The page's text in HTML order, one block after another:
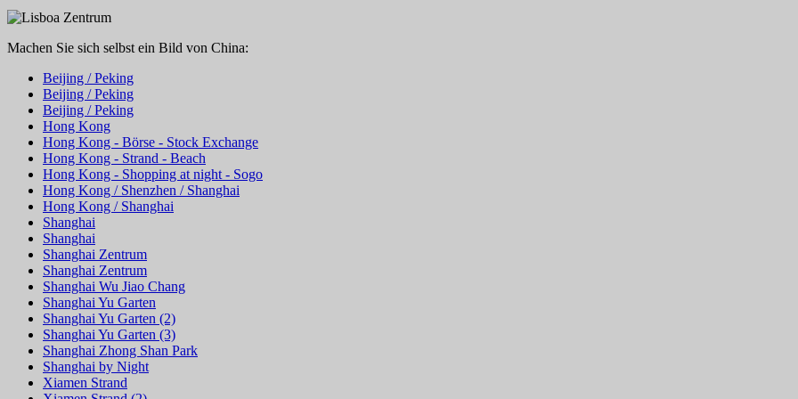
Machen Sie sich selbst ein Bild von China:
Beijing / Peking
Beijing / Peking
Beijing / Peking
Hong Kong
Hong Kong - Börse - Stock Exchange
Hong Kong - Strand - Beach
Hong Kong - Shopping at night - Sogo
Hong Kong / Shenzhen / Shanghai
Hong Kong / Shanghai
Shanghai
Shanghai
Shanghai Zentrum
Shanghai Zentrum
Shanghai Wu Jiao Chang
Shanghai Yu Garten
Shanghai Yu Garten (2)
Shanghai Yu Garten (3)
Shanghai Zhong Shan Park
Shanghai by Night
Xiamen Strand